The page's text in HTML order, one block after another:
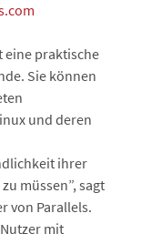
eine praktische
Sie können
und deren
ihrer
müssen”, sagt
von Parallels.
mit